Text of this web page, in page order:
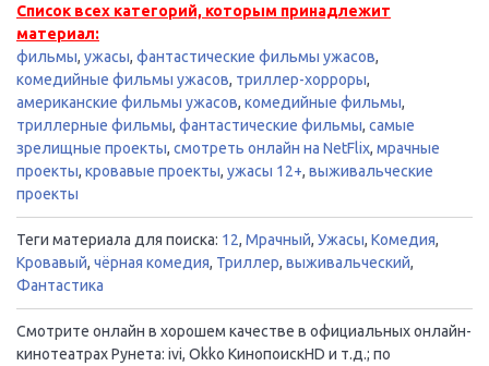
Список всех категорий, которым принадлежит
материал:
фильмы, ужасы, фантастические фильмы ужасов,
комедийные фильмы ужасов, триллер-хорроры,
американские фильмы ужасов, комедийные фильмы,
триллерные фильмы, фантастические фильмы, самые
зрелищные проекты, смотреть онлайн на NetFlix, мрачные
проекты, кровавые проекты, ужасы 12+, выживальческие
проекты
Теги материала для поиска: 12, Мрачный, Ужасы, Комедия,
Кровавый, чёрная комедия, Триллер, выживальческий,
Фантастика
Смотрите онлайн в хорошем качестве в официальных онлайн-
кинотеатрах Рунета: ivi, Okko КинопоискHD и т.д.; по